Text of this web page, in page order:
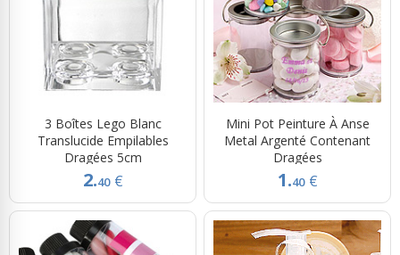
3 Boîtes Lego Blanc
Translucide Empilables
Dragées 5cm
2.40 €
Mini Pot Peinture À Anse
Metal Argenté Contenant
Dragées
1.40 €